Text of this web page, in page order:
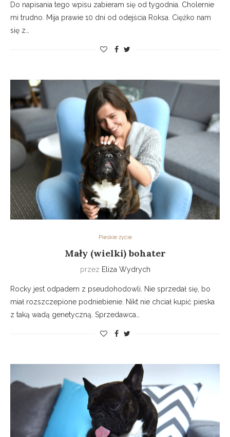
Do napisania tego wpisu zabieram się od tygodnia. Cholernie
mi trudno. Mija prawie 10 dni od odejścia Roksa. Ciężko nam
się z…
Pieskie życie
Mały (wielki) bohater
przez Eliza Wydrych
Rocky jest odpadem z pseudohodowli. Nie sprzedał się, bo
miał rozszczepione podniebienie. Nikt nie chciał kupić pieska
z taką wadą genetyczną. Sprzedawca…